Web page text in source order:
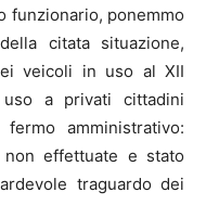
funzionario, ponemmo
citata situazione,
veicoli in uso al XII
a privati cittadini
amministrativo:
non effettuate e stato
traguardo dei